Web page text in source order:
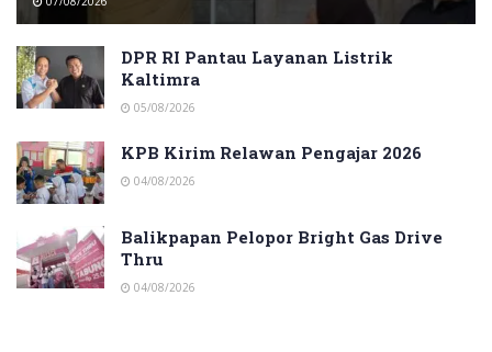
DPR RI Pantau Layanan Listrik
Kaltimra
05/08/2026
KPB Kirim Relawan Pengajar 2026
04/08/2026
Balikpapan Pelopor Bright Gas Drive
Thru
04/08/2026